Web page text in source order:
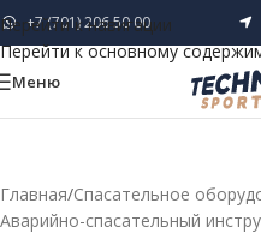
Перейти к навигации
Перейти к основному
+7 (701) 206 50 00
Меню
Главная/Спасательное
Аварийно-спасательный